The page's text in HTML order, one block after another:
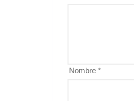
Nombre *